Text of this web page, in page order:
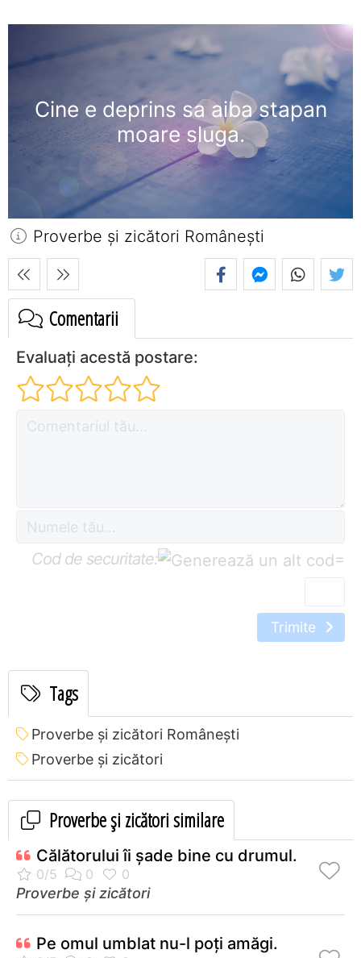
Cine e deprins sa aiba stapan
moare sluga.
Proverbe și zicători Româneşti
Comentarii
Evaluați acestă postare:
Cod de securitate: =
Trimite
Tags
Proverbe și zicători Româneşti
Proverbe și zicători
Proverbe și zicători similare
Călătorului îi șade bine cu drumul.
Proverbe și zicători
Pe omul umblat nu-l poţi amăgi.